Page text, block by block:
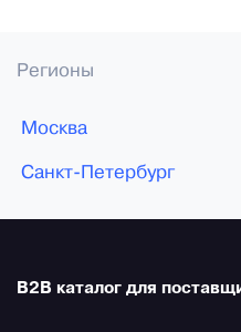
Регионы
Москва
Санкт-Петербург
B2B каталог для